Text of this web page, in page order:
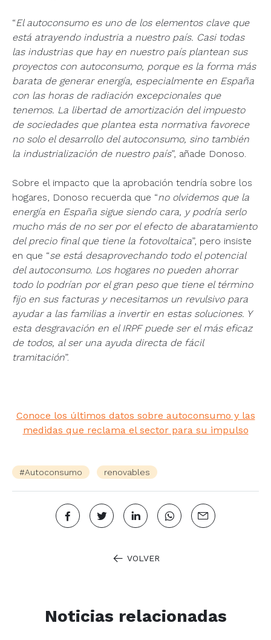
“El autoconsumo es uno de los elementos clave que
está atrayendo industria a nuestro país. Casi todas
las industrias que hay en nuestro país plantean sus
proyectos con autoconsumo, porque es la forma más
barata de generar energía, especialmente en España
con las horas de radiación excepcionales que
tenemos. La libertad de amortización del impuesto
de sociedades que plantea esta normativa favorece
no solo el desarrollo del autoconsumo, sino también
la industrialización de nuestro país”, añade Donoso.
Sobre el impacto que la aprobación tendría sobre los
hogares, Donoso recuerda que “no olvidemos que la
energía en España sigue siendo cara, y podría serlo
mucho más de no ser por el efecto de abaratamiento
del precio final que tiene la fotovoltaica”, pero insiste
en que “se está desaprovechando todo el potencial
del autoconsumo. Los hogares no pueden ahorrar
todo lo podrían por el gran peso que tiene el término
fijo en sus facturas y necesitamos un revulsivo para
ayudar a las familias a invertir en estas soluciones. Y
esta desgravación en el IRPF puede ser el más eficaz
de todos, al ser una ayuda directa de fácil
tramitación”.
Conoce los últimos datos sobre autoconsumo y las
medidas que reclama el sector para su impulso
#Autoconsumo renovables
VOLVER
Noticias relacionadas